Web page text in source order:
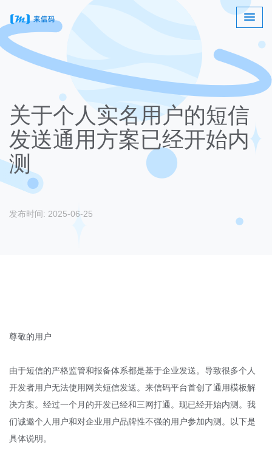
关于个人实名用户的短信
发送通用方案已经开始内
测
发布时间: 2025-06-25
尊敬的用户
由于短信的严格监管和报备体系都是基于企业发送。导致很多个人
开发者用户无法使用网关短信发送。来信码平台首创了通用模板解
决方案。经过一个月的开发已经和三网打通。现已经开始内测。我
们诚邀个人用户和对企业用户品牌性不强的用户参加内测。以下是
具体说明。